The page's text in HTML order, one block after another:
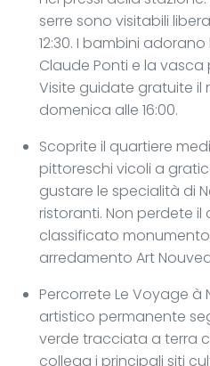
serre sono visitabili
12:30. I bambini
Claude Ponti e la
Visite guidate gratuite il
domenica alle 16:00.
Scoprite il quartiere
pittoreschi vicoli a
gustare le specialità di
ristoranti. Non perdete
classificato
arredamento Art
Percorrete Le Voyage à
artistico permanente
verde tracciata a terra
collega i principali siti